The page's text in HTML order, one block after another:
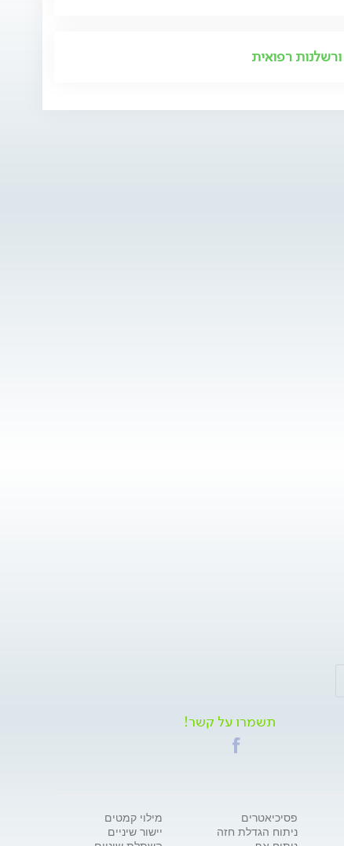
רפואית
תשמרו על קשר!
פסיכיאטרים
ניתוח הגדלת חזה
מילוי קמטים
יישור שיניים